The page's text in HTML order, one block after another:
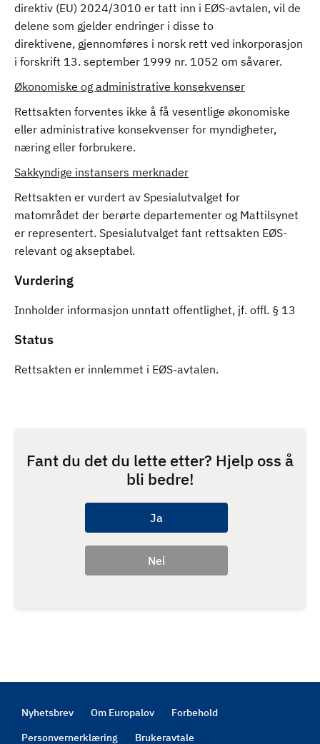
direktiv (EU) 2024/3010 er tatt inn i EØS-avtalen, vil de
delene som gjelder endringer i disse to
direktivene, gjennomføres i norsk rett ved inkorporasjon
i forskrift 13. september 1999 nr. 1052 om såvarer.
Økonomiske og administrative konsekvenser
Rettsakten forventes ikke å få vesentlige økonomiske
eller administrative konsekvenser for myndigheter,
næring eller forbrukere.
Sakkyndige instansers merknader
Rettsakten er vurdert av Spesialutvalget for
matområdet der berørte departementer og Mattilsynet
er representert. Spesialutvalget fant rettsakten EØS-
relevant og akseptabel.
Vurdering
Innholder informasjon unntatt offentlighet, jf. offl. § 13
Status
Rettsakten er innlemmet i EØS-avtalen.
Fant du det du lette etter? Hjelp oss å
bli bedre!
Footer
Nyhetsbrev Om Europalov
Forbehold
Personvernerklæring
Brukeravtale